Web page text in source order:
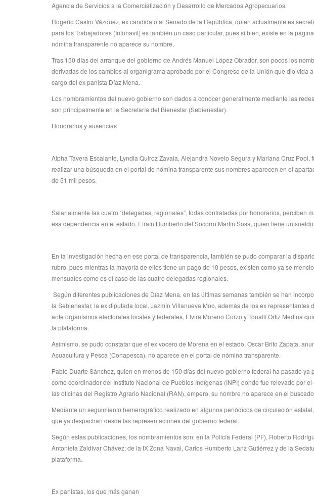
Agencia de Servicios a la Comercialización y Desarrollo de Mercados Agropecuarios.
Rogerio Castro Vázquez, ex candidato al Senado de la República, quien actualmente es
para los Trabajadores (Infonavit) es también un caso particular, pues si bien, existe en la
nómina transparente no aparece su nombre.
Tras 150 días del arranque del gobierno de Andrés Manuel López Obrador, son pocos los
derivadas de los cambios al organigrama aprobado por el Congreso de la Unión que dio vida
cargo del ex panista Díaz Mena.
Los nombramientos del nuevo gobierno son dados a conocer generalmente mediante las
son principalmente en la Secretaría del Bienestar (Sebienestar).
Honorarios y ausencias
Alpha Tavera Escalante, Lyndia Quiroz Zavala, Alejandra Novelo Segura y Mariana Cruz
realizar una búsqueda en el portal de nómina transparente sus nombres aparecen en el
de 51 mil pesos.
Salarialmente las cuatro “delegadas, regionales”, todas contratadas por honorarios, perciben
esa dependencia en el estado, Efraín Humberto del Socorro Martín Sosa, quien tiene un
En la investigación hecha en ese portal de transparencia, también se pudo comparar la
rubro, pues mientras la mayoría de ellos tiene un pago de 10 pesos, existen como ya se
mensuales como es el caso de las cuatro delegadas regionales.
Según diferentes publicaciones de Díaz Mena, en las últimas semanas también se han
la Sebienestar, la ex diputada local, Jazmín Villanueva Moo, además de los ex
ante organismos electorales locales y federales, Elvira Moreno Corzo y Tonallí Ortíz Medina
la plataforma.
Asimismo, se pudo constatar que el ex vocero de Morena en el estado, Oscar Brito Zapata,
Acuacultura y Pesca (Conapesca), no aparece en el portal de nómina transparente.
Pablo Duarte Sánchez, quien en menos de 150 días del nuevo gobierno federal ha pasado
como coordinador del Instituto Nacional de Pueblos Indígenas (INPI) donde fue relevado por
las oficinas del Registro Agrario Nacional (RAN), empero, su nombre no aparece en el
Mediante un seguimiento hemerográfico realizado en algunos periódicos de circulación
que ya despachan desde las representaciones del gobierno federal.
Según estas publicaciones, los nombramientos son: en la Policía Federal (PF), Roberto
Antonieta Zaldívar Chávez; de la IX Zona Naval, Carlos Humberto Lanz Gutiérrez y de la
plataforma.
Ex panistas, los que más ganan